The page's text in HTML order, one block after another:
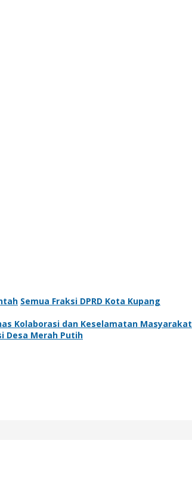
Semua Fraksi DPRD Kota Kupang
Kolaborasi dan Keselamatan Masyarakat
Desa Merah Putih